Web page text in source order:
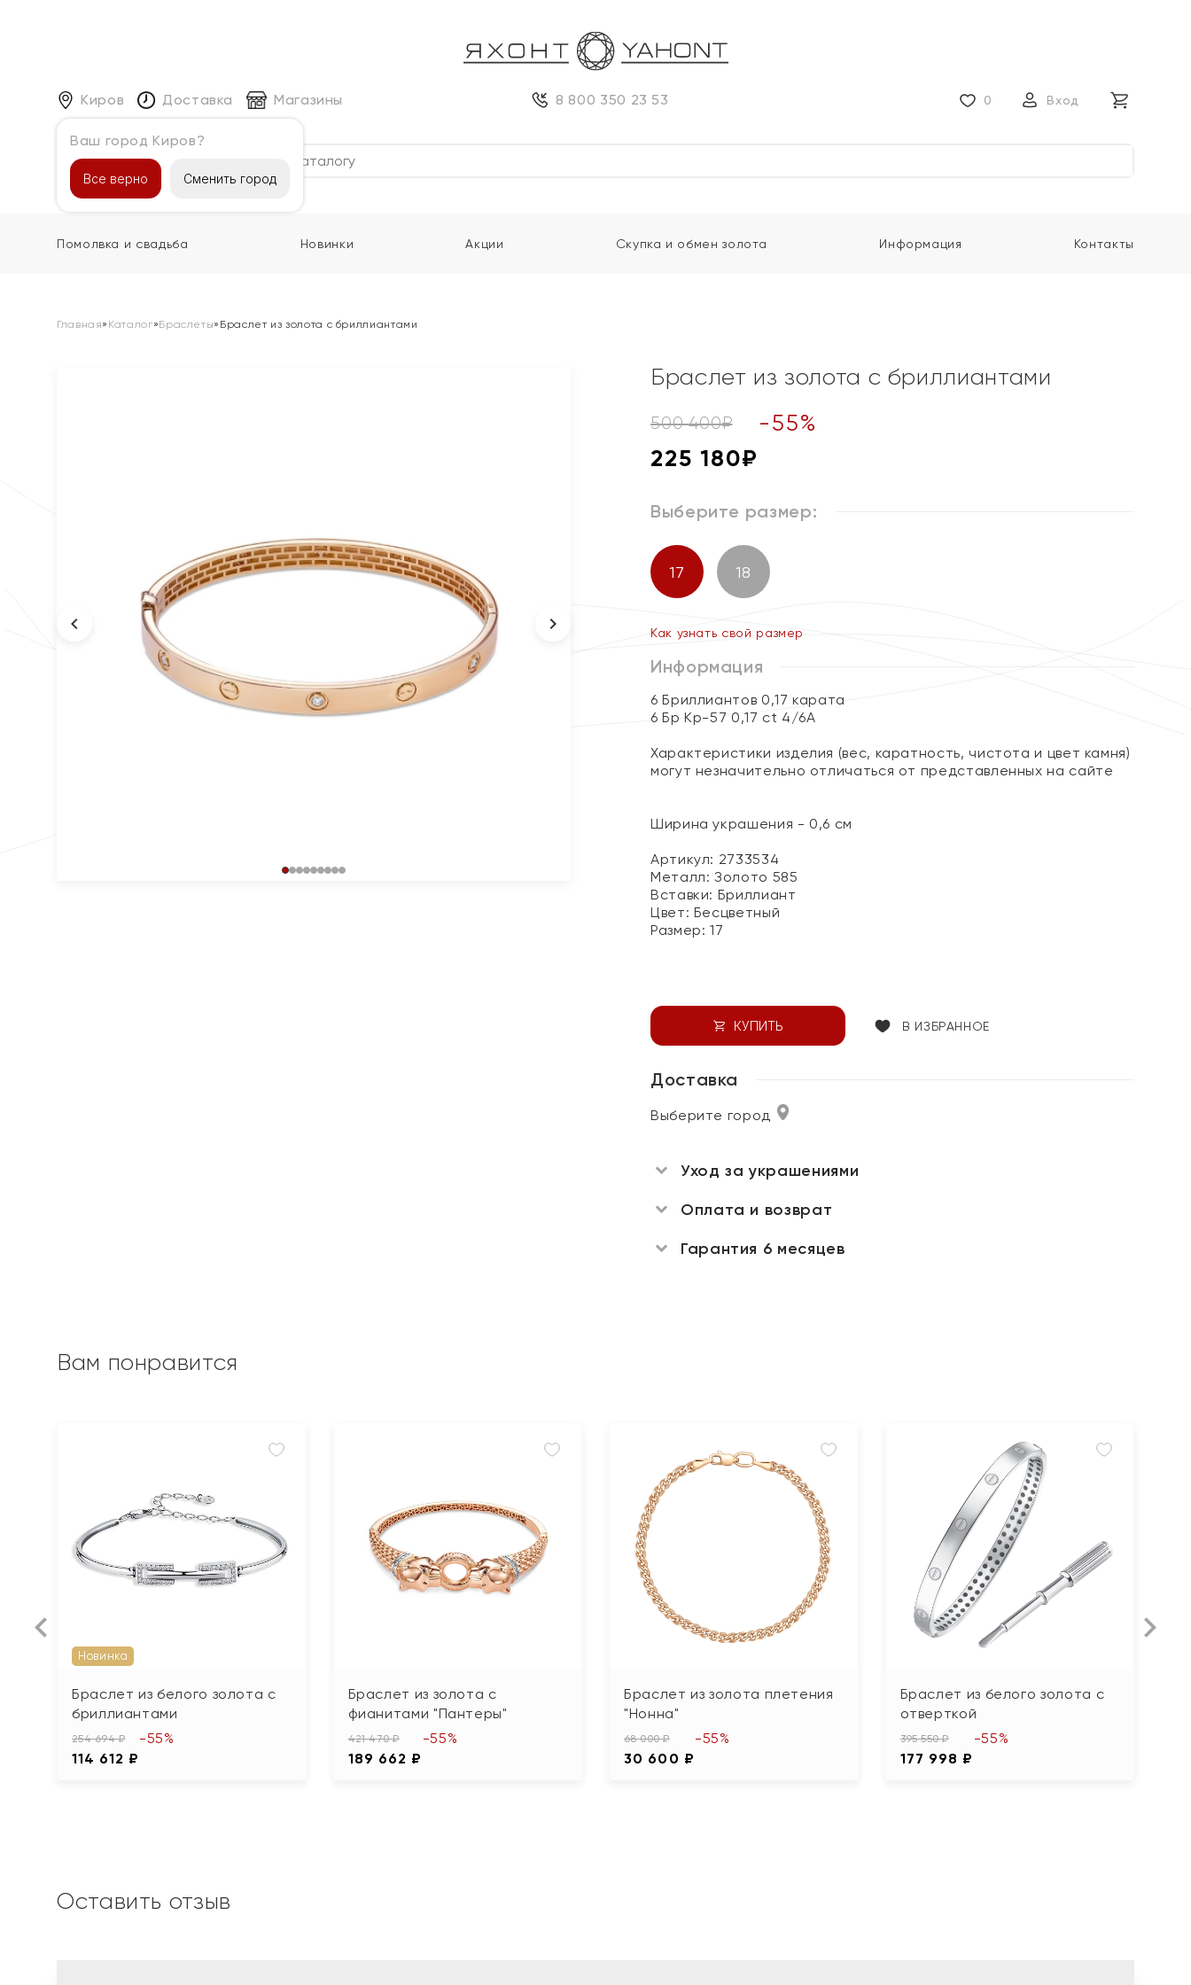
Киров
Ваш город Киров?
Все верно Сменить город
Доставка Магазины 8 800 350 23 53 0 Вход
Каталог
Помолвка и свадьба Новинки Акции Скупка и обмен золота Информация Контакты
Главная» Каталог»Браслеты» Браслет из золота с бриллиантами
Браслет из золота с бриллиантами
500 400₽ -55%
225 180₽
Выберите размер:
17 18
Как узнать свой размер
Информация
6 Бриллиантов 0,17 карата
6 Бр Кр-57 0,17 ct 4/6А
Характеристики изделия (вес, каратность, чистота и цвет камня)
могут незначительно отличаться от представленных на сайте
Ширина украшения - 0,6 см
Артикул: 2733534
Металл:Золото 585
Вставки: Бриллиант
Цвет: Бесцветный
Размер:17
КУПИТЬ В ИЗБРАННОЕ
Доставка
Выберите город
Уход за украшениями
Оплата и возврат
Гарантия 6 месяцев
Вам понравится
Новинка
Браслет из белого золота с
бриллиантами
254 694 ₽
114 612 ₽
-55%
Браслет из золота с
фианитами "Пантеры"
421 470 ₽
189 662 ₽
-55%
Браслет из золота плетения
"Нонна"
68 000 ₽
30 600 ₽
-55%
Браслет из белого золота с
отверткой
395 550 ₽
177 998 ₽
-55%
Оставить отзыв